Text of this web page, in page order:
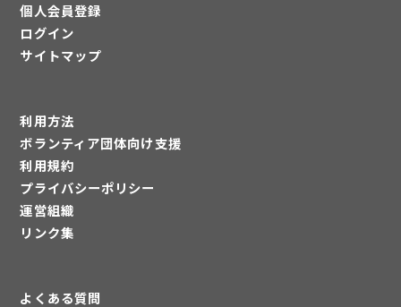
個人会員登録
ログイン
サイトマップ
利用方法
ボランティア団体向け支援
利用規約
プライバシーポリシー
運営組織
リンク集
よくある質問